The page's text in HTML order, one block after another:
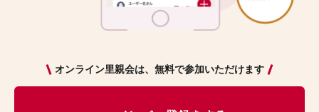
オンライン里親会は、無料で参加いただけます